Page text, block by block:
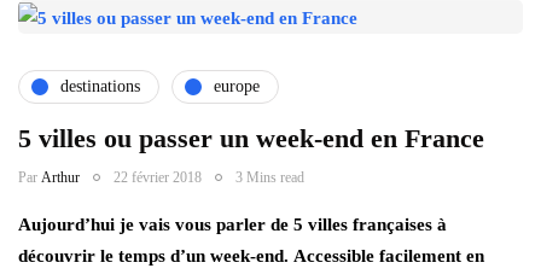
destinations europe
5 villes ou passer un week-end en France
Par Arthur 22 février 2018 3 Mins read
Aujourd’hui je vais vous parler de 5 villes françaises à
découvrir le temps d’un week-end. Accessible facilement en